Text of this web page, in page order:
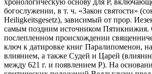
богослужении, в т. ч. «Закон святости»
Heiligkeitsgesetz), зависимый от прор.
самым поздним источником
послепленном происхождении
ключ к датировке книг Паралипоменон,
влиянием, а также Судей и Царей
между 621 г. и появлением P). На